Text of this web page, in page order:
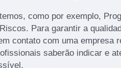
como por exemplo,
Para garantir a
contato com uma empresa
saberão indicar e